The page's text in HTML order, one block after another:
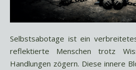
Selbstsabotage ist ein verbreitetes Phänomen, bei dem
reflektierte Menschen trotz
Handlungen zögern. Diese innere